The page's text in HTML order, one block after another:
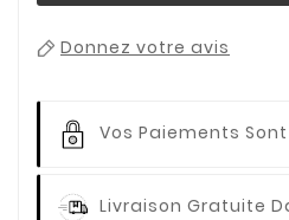
Donnez votre avis
Vos Paiements
Livraison Gratuite